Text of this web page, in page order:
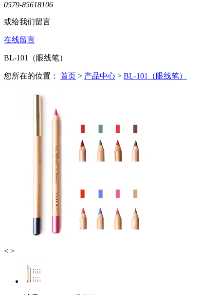
0579-85618106
或给我们留言
在线留言
BL-101（眼线笔）
您所在的位置： 首页 > 产品中心 > BL-101（眼线笔）
< >